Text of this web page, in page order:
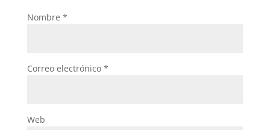
Nombre *
Correo electrónico *
Web